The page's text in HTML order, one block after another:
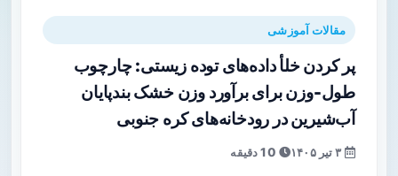
مقالات آموزشی
پر کردن خلأ داده‌های توده زیستی: چارچوب
طول-وزن برای برآورد وزن خشک بندپایان
آب‌شیرین در رودخانه‌های کره جنوبی